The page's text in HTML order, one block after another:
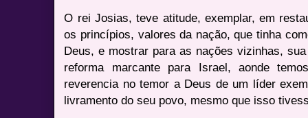
O rei Josias, teve atitude, exemplar, em
os princípios, valores da nação, que tinha
Deus, e mostrar para as nações vizinhas,
reforma marcante para Israel, aonde
reverencia no temor a Deus de um líder
livramento do seu povo, mesmo que isso